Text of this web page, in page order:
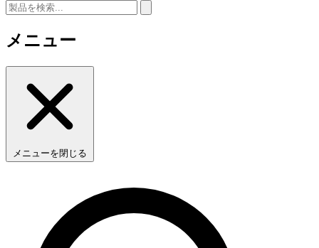
メニュー
メニューを閉じる